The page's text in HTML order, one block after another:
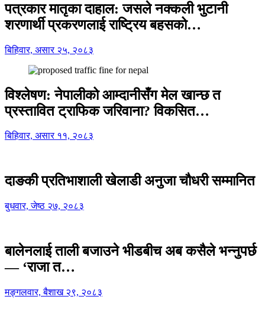
पत्रकार मातृका दाहाल: जसले नक्कली भुटानी
शरणार्थी प्रकरणलाई राष्ट्रिय बहसको…
बिहिवार, असार २५, २०८३
विश्लेषण: नेपालीको आम्दानीसँग मेल खान्छ त
प्रस्तावित ट्राफिक जरिवाना? विकसित…
बिहिवार, असार ११, २०८३
दाङकी प्रतिभाशाली खेलाडी अनुजा चौधरी सम्मानित
बुधवार, जेष्ठ २७, २०८३
बालेनलाई ताली बजाउने भीडबीच अब कसैले भन्नुपर्छ
— ‘राजा त…
मङ्गलवार, बैशाख २९, २०८३